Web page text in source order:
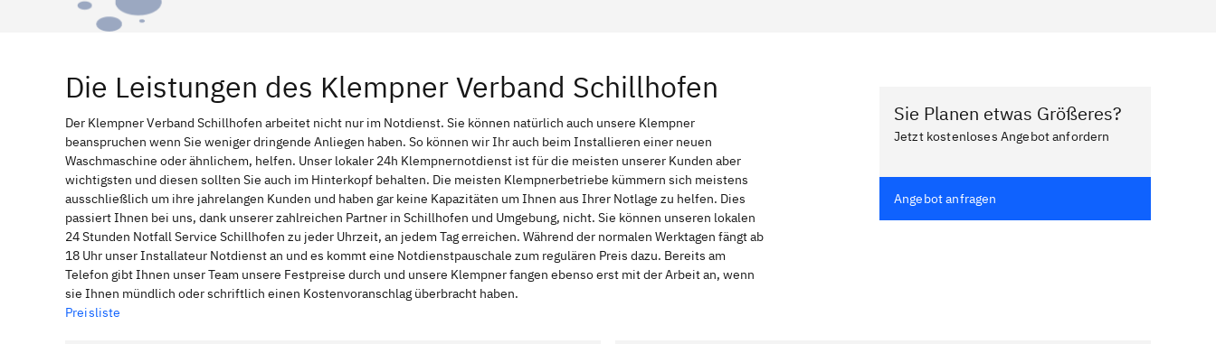
Die Leistungen des Klempner Verband Schillhofen
Der Klempner Verband Schillhofen arbeitet nicht nur im Notdienst. Sie können natürlich auch unsere Klempner
beanspruchen wenn Sie weniger dringende Anliegen haben. So können wir Ihr auch beim Installieren einer neuen
Waschmaschine oder ähnlichem, helfen. Unser lokaler 24h Klempnernotdienst ist für die meisten unserer Kunden aber
wichtigsten und diesen sollten Sie auch im Hinterkopf behalten. Die meisten Klempnerbetriebe kümmern sich meistens
ausschließlich um ihre jahrelangen Kunden und haben gar keine Kapazitäten um Ihnen aus Ihrer Notlage zu helfen. Dies
passiert Ihnen bei uns, dank unserer zahlreichen Partner in Schillhofen und Umgebung, nicht. Sie können unseren lokalen
24 Stunden Notfall Service Schillhofen zu jeder Uhrzeit, an jedem Tag erreichen. Während der normalen Werktagen fängt ab
18 Uhr unser Installateur Notdienst an und es kommt eine Notdienstpauschale zum regulären Preis dazu. Bereits am
Telefon gibt Ihnen unser Team unsere Festpreise durch und unsere Klempner fangen ebenso erst mit der Arbeit an, wenn
sie Ihnen mündlich oder schriftlich einen Kostenvoranschlag überbracht haben.
Preisliste
Sie Planen etwas Größeres?
Jetzt kostenloses Angebot anfordern
Angebot anfragen